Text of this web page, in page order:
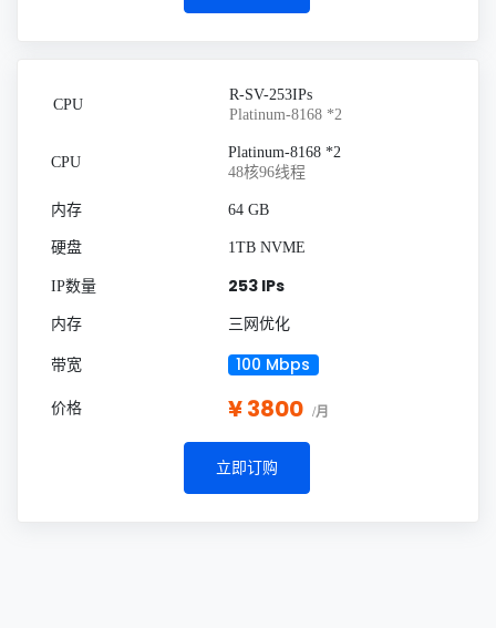
R-SV-253IPs
Platinum-8168 *2
Platinum-8168 *2
48核96线程
64 GB
1TB NVME
253 IPs
三网优化
100 Mbps
¥ 3800 /月
立即订购